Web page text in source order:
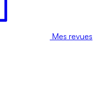
Mes revues